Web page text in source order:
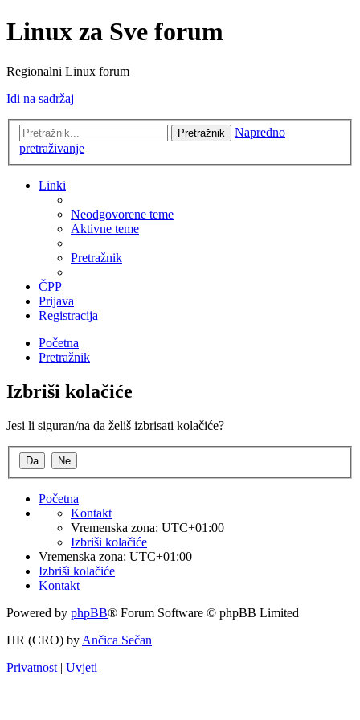
Linux za Sve forum
Regionalni Linux forum
Idi na sadržaj
Pretražnik
Napredno
pretraživanje
Linki
Neodgovorene teme
Aktivne teme
Pretražnik
ČPP
Prijava
Registracija
Početna
Pretražnik
Izbriši kolačiće
Jesi li siguran/na da želiš izbrisati kolačiće?
Početna
Kontakt
Vremenska zona: UTC+01:00
Izbriši kolačiće
Vremenska zona: UTC+01:00
Izbriši kolačiće
Kontakt
Powered by phpBB® Forum Software © phpBB Limited
HR (CRO) by Ančica Sečan
Privatnost | Uvjeti